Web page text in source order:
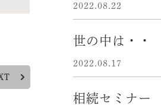
2022.08.22
世の中は・・
2022.08.17
相続セミナー